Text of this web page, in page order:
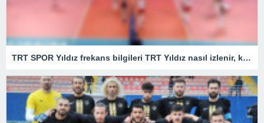
TRT SPOR Yıldız frekans bilgileri TRT Yıldız nasıl izlenir, kaçıncı kanalda?